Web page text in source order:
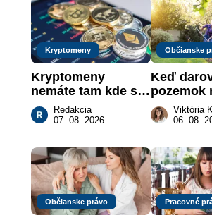
Kryptomeny
Kryptomeny
nemáte tam kde si
myslíte: Viete, kde
sa naozaj
Redakcia
07. 08. 2026
Občianske
Keď
pozemok
„hotová
môže
Viktória
06. 08.
Občianske právo Pracovné